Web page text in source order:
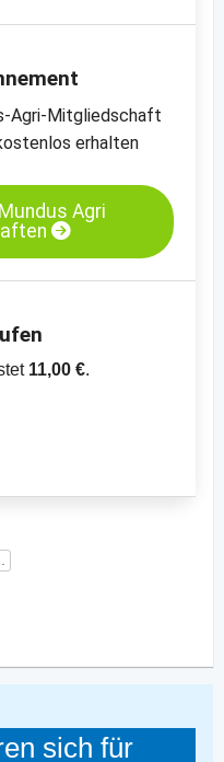
Agri-Mitgliedschaft
erhalten
Agri
11,00 €.
sich für